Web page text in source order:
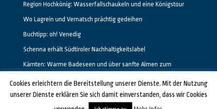
Region Hochkönig: Wasserfallschaukeln und eine Königstour
Wo Lagrein und Vernatsch prächtig gedeihen
Buchtipp: oh! Venedig
Schenna erhält Südtiroler Nachhaltigkeitslabel
Kärnten: Warme Badeseen und über sanfte Almen zum
GESTALTET UND PROGRAMMIERT VON ALBERTO & FRANZ BEI LUCID.BERLIN
Cookies erleichtern die Bereitstellung unserer Dienste. Mit der Nutzung
unserer Dienste erklären Sie sich damit einverstanden, dass wir Cookies